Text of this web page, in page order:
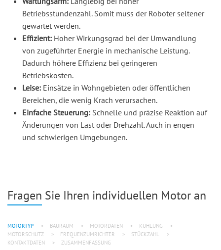
Betriebsstundenzahl. Somit muss der Roboter seltener
gewartet werden.
Effizient: Hoher Wirkungsgrad bei der Umwandlung
von zugeführter Energie in mechanische Leistung.
Dadurch höhere Effizienz bei geringeren
Betriebskosten.
Leise: Einsätze in Wohngebieten oder öffentlichen
Bereichen, die wenig Krach verursachen.
Einfache Steuerung: Schnelle und präzise Reaktion auf
Änderungen von Last oder Drehzahl. Auch in engen
und schwierigen Umgebungen.
Fragen Sie Ihren individuellen Motor an
MOTORTYP BAURAUM MOTORDATEN
KÜHLUNG
MOTORSCHUTZ
FREQUENZUMRICHTER
STÜCKZAHL
KONTAKTDATEN
ZUSAMMENFASSUNG